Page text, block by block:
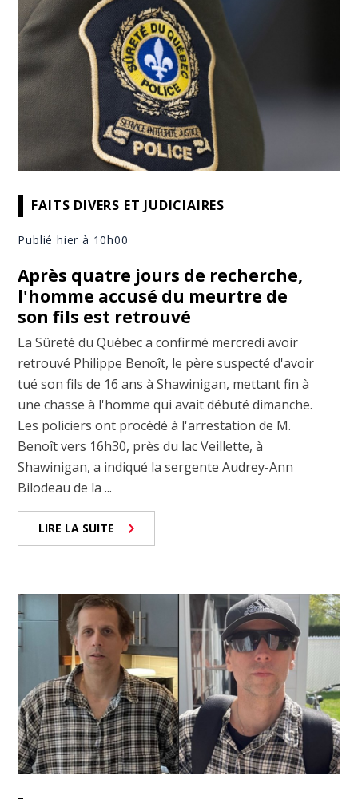
FAITS DIVERS ET JUDICIAIRES
Publié hier à 10h00
Après quatre jours de recherche,
l'homme accusé du meurtre de
son fils est retrouvé
La Sûreté du Québec a confirmé mercredi avoir
retrouvé Philippe Benoît, le père suspecté d'avoir
tué son fils de 16 ans à Shawinigan, mettant fin à
une chasse à l'homme qui avait débuté dimanche.
Les policiers ont procédé à l'arrestation de M.
Benoît vers 16h30, près du lac Veillette, à
Shawinigan, a indiqué la sergente Audrey-Ann
Bilodeau de la ...
LIRE LA SUITE